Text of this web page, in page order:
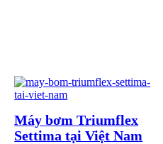
Máy bơm Triumflex
Settima tại Việt Nam